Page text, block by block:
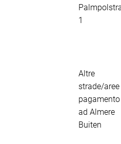
1
Altre
strade/aree
pagamento
ad Almere
Buiten